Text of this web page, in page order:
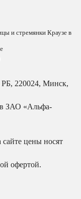
и стремянки Краузе в
220024, Минск,
ЗАО «Альфа-
цены носят
офертой.